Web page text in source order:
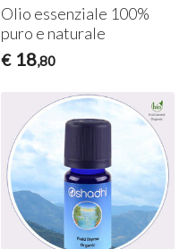
Olio essenziale 100%
puro e naturale
€ 18,80